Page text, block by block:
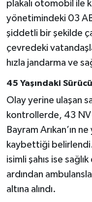
plakalı otomobil ile
yönetimindeki 03
şiddetli bir şekilde
çevredeki
hızla jandarma ve
45 Yaşındaki
Olay yerine ulaşan
kontrollerde, 43 NV
Bayram Arıkan’ın
kaybettiği belirlendi.
isimli şahıs ise
ardından
altına alındı.